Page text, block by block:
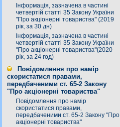
Інформація, зазначена в частині
четвертій статті 35 Закону України
"Про акціонерні товариства" (2019
рік, за 30 дн)
Інформація, зазначена в частині
четвертій статті 35 Закону України
"Про акціонерні товариства"(2020
рік, за 24 год)
Повідомлення про намір
скористатися правами,
передбаченими ст. 65-2 Закону
"Про акціонерні товариства"
Повідомлення про намір
скористатися правами,
передбаченими ст. 65-2 Закону "Про
акціонерні товариства"